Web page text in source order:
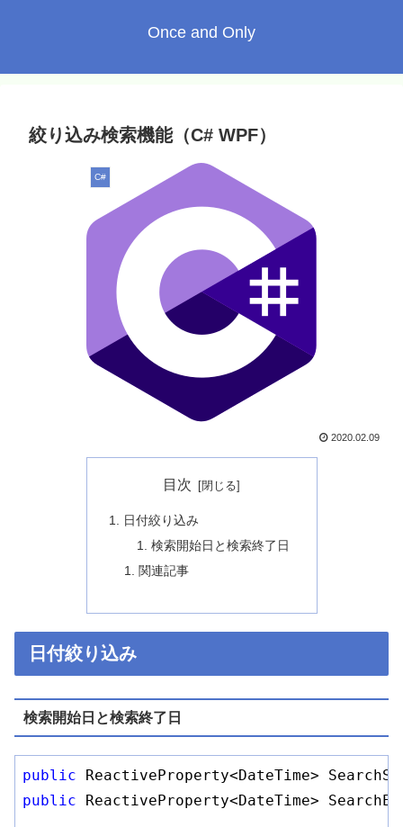
Once and Only
絞り込み検索機能（C# WPF）
C#
2020.02.09
目次
日付絞り込み
検索開始日と検索終了日
関連記事
日付絞り込み
検索開始日と検索終了日
public
public ReactiveProperty<DateTime>